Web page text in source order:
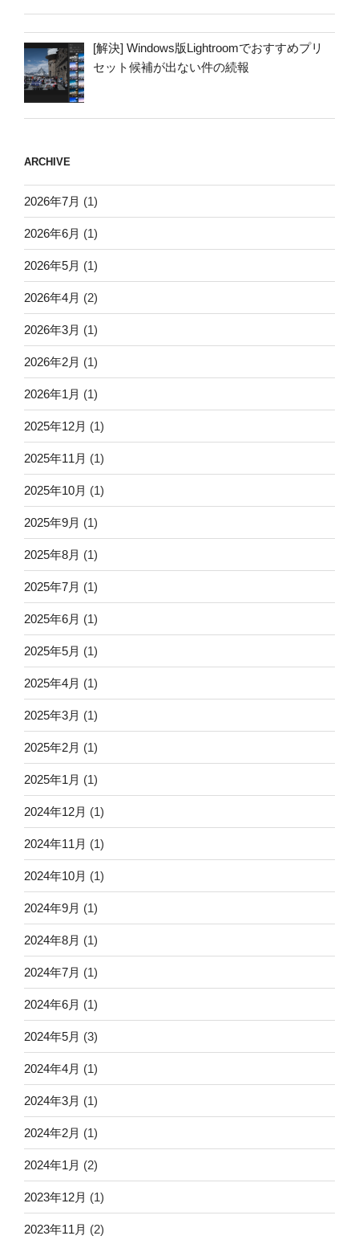
[解決] Windows版Lightroomでおすすめプリ
セット候補が出ない件の続報
ARCHIVE
2026年7月 (1)
2026年6月 (1)
2026年5月 (1)
2026年4月 (2)
2026年3月 (1)
2026年2月 (1)
2026年1月 (1)
2025年12月 (1)
2025年11月 (1)
2025年10月 (1)
2025年9月 (1)
2025年8月 (1)
2025年7月 (1)
2025年6月 (1)
2025年5月 (1)
2025年4月 (1)
2025年3月 (1)
2025年2月 (1)
2025年1月 (1)
2024年12月 (1)
2024年11月 (1)
2024年10月 (1)
2024年9月 (1)
2024年8月 (1)
2024年7月 (1)
2024年6月 (1)
2024年5月 (3)
2024年4月 (1)
2024年3月 (1)
2024年2月 (1)
2024年1月 (2)
2023年12月 (1)
2023年11月 (2)